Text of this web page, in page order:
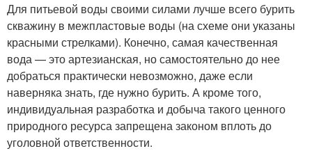
Для питьевой воды своими силами лучше всего бурить
скважину в межпластовые воды (на схеме они указаны
красными стрелками). Конечно, самая качественная
вода — это артезианская, но самостоятельно до нее
добраться практически невозможно, даже если
наверняка знать, где нужно бурить. А кроме того,
индивидуальная разработка и добыча такого ценного
природного ресурса запрещена законом вплоть до
уголовной ответственности.